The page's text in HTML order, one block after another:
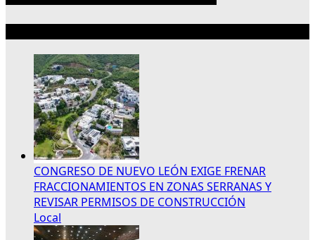
CONGRESO DE NUEVO LEÓN EXIGE FRENAR
FRACCIONAMIENTOS EN ZONAS SERRANAS Y
REVISAR PERMISOS DE CONSTRUCCIÓN
Local